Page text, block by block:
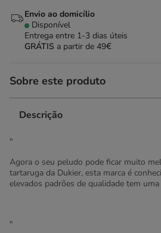
Envio ao domicílio
Disponível
Entrega entre 1-3 dias úteis
GRÁTIS a partir de 49€
Sobre este produto
Descrição
"
Agora o seu peludo pode ficar muito
tartaruga da Dukier, esta marca é
elevados padrões de qualidade tem
"